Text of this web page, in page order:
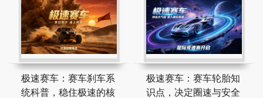
极速赛车：赛车刹车系
统科普，稳住极速的核
极速赛车：赛车轮胎知
识点，决定圈速与安全